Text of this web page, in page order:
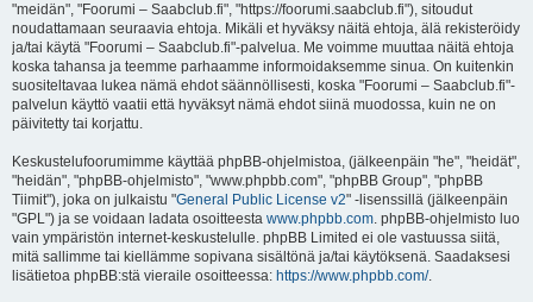
"meidän", "Foorumi – Saabclub.fi", "https://foorumi.saabclub.fi"), sitoudut
noudattamaan seuraavia ehtoja. Mikäli et hyväksy näitä ehtoja, älä rekisteröidy
ja/tai käytä "Foorumi – Saabclub.fi"-palvelua. Me voimme muuttaa näitä ehtoja
koska tahansa ja teemme parhaamme informoidaksemme sinua. On kuitenkin
suositeltavaa lukea nämä ehdot säännöllisesti, koska "Foorumi – Saabclub.fi"-
palvelun käyttö vaatii että hyväksyt nämä ehdot siinä muodossa, kuin ne on
päivitetty tai korjattu.
Keskustelufoorumimme käyttää phpBB-ohjelmistoa, (jälkeenpäin "he", "heidät",
"heidän", "phpBB-ohjelmisto", "www.phpbb.com", "phpBB Group", "phpBB
Tiimit"), joka on julkaistu "General Public License v2" -lisenssillä (jälkeenpäin
"GPL") ja se voidaan ladata osoitteesta www.phpbb.com. phpBB-ohjelmisto luo
vain ympäristön internet-keskustelulle. phpBB Limited ei ole vastuussa siitä,
mitä sallimme tai kiellämme sopivana sisältönä ja/tai käytöksenä. Saadaksesi
lisätietoa phpBB:stä vieraile osoitteessa: https://www.phpbb.com/.